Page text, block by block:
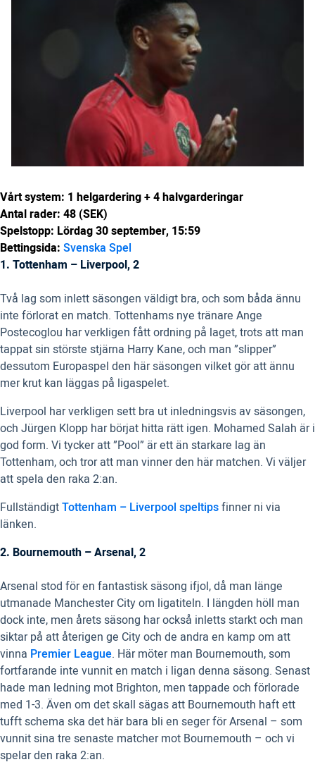
Vårt system: 1 helgardering + 4 halvgarderingar
Antal rader: 48 (SEK)
Spelstopp: Lördag 30 september, 15:59
Bettingsida: Svenska Spel
1. Tottenham – Liverpool, 2
Två lag som inlett säsongen väldigt bra, och som båda ännu
inte förlorat en match. Tottenhams nye tränare Ange
Postecoglou har verkligen fått ordning på laget, trots att man
tappat sin störste stjärna Harry Kane, och man ”slipper”
dessutom Europaspel den här säsongen vilket gör att ännu
mer krut kan läggas på ligaspelet.
Liverpool har verkligen sett bra ut inledningsvis av säsongen,
och Jürgen Klopp har börjat hitta rätt igen. Mohamed Salah är i
god form. Vi tycker att ”Pool” är ett än starkare lag än
Tottenham, och tror att man vinner den här matchen. Vi väljer
att spela den raka 2:an.
FullständigtTottenham – Liverpool speltipsfinner ni via
länken.
2. Bournemouth – Arsenal, 2
Arsenal stod för en fantastisk säsong ifjol, då man länge
utmanade Manchester City om ligatiteln. I längden höll man
dock inte, men årets säsong har också inletts starkt och man
siktar på att återigen ge City och de andra en kamp om att
vinna Premier League. Här möter man Bournemouth, som
fortfarande inte vunnit en match i ligan denna säsong. Senast
hade man ledning mot Brighton, men tappade och förlorade
med 1-3. Även om det skall sägas att Bournemouth haft ett
tufft schema ska det här bara bli en seger för Arsenal – som
vunnit sina tre senaste matcher mot Bournemouth – och vi
spelar den raka 2:an.